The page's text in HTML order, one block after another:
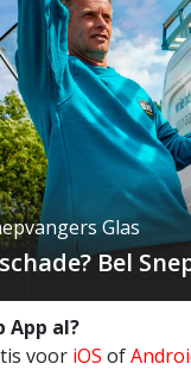
Glas
Bel
App al?
voor iOS of